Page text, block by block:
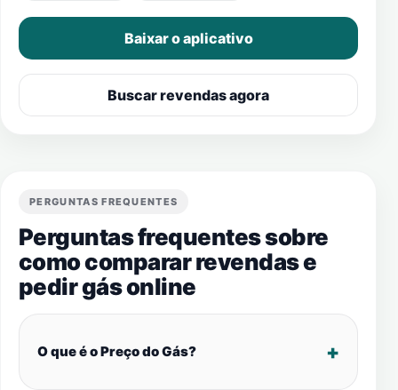
Baixar o aplicativo
Buscar revendas agora
PERGUNTAS FREQUENTES
Perguntas frequentes sobre
como comparar revendas e
pedir gás online
O que é o Preço do Gás?